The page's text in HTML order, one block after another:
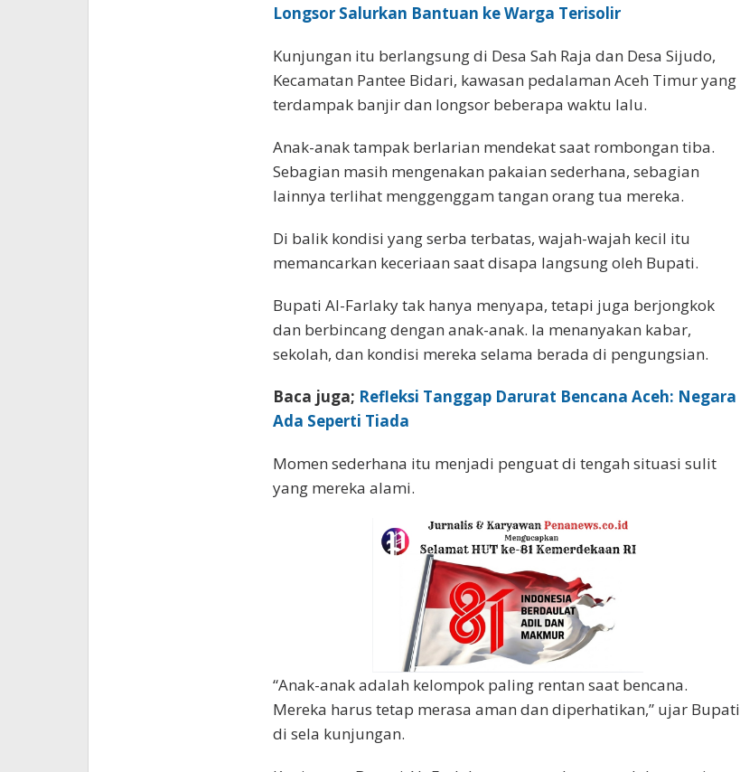
Longsor Salurkan Bantuan ke Warga Terisolir
Kunjungan itu berlangsung di Desa Sah Raja dan Desa Sijudo,
Kecamatan Pantee Bidari, kawasan pedalaman Aceh Timur yang
terdampak banjir dan longsor beberapa waktu lalu.
Anak-anak tampak berlarian mendekat saat rombongan tiba.
Sebagian masih mengenakan pakaian sederhana, sebagian
lainnya terlihat menggenggam tangan orang tua mereka.
Di balik kondisi yang serba terbatas, wajah-wajah kecil itu
memancarkan keceriaan saat disapa langsung oleh Bupati.
Bupati Al-Farlaky tak hanya menyapa, tetapi juga berjongkok
dan berbincang dengan anak-anak. Ia menanyakan kabar,
sekolah, dan kondisi mereka selama berada di pengungsian.
Baca juga; Refleksi Tanggap Darurat Bencana Aceh: Negara
Ada Seperti Tiada
Momen sederhana itu menjadi penguat di tengah situasi sulit
yang mereka alami.
“Anak-anak adalah kelompok paling rentan saat bencana.
Mereka harus tetap merasa aman dan diperhatikan,” ujar Bupati
di sela kunjungan.